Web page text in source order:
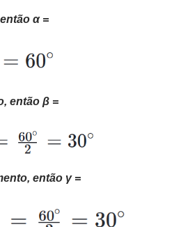
α =
então β =
então γ =